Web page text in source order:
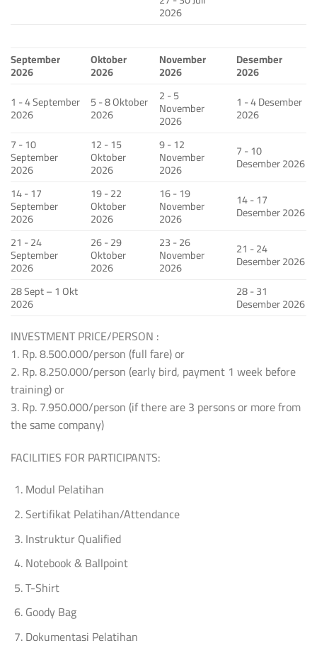
2026
September
2026
Oktober
2026
November
2026
Desember
2026
1 - 4 September
2026
5 - 8 Oktober
2026
2 - 5
November
2026
1 - 4 Desember
2026
7 - 10
September
2026
12 - 15
Oktober
2026
9 - 12
November
2026
7 - 10
Desember 2026
14 - 17
September
2026
19 - 22
Oktober
2026
16 - 19
November
2026
14 - 17
Desember 2026
21 - 24
September
2026
26 - 29
Oktober
2026
23 - 26
November
2026
21 - 24
Desember 2026
28 Sept – 1 Okt
2026
28 - 31
Desember 2026
INVESTMENT PRICE/PERSON :
1. Rp. 8.500.000/person (full fare) or
2. Rp. 8.250.000/person (early bird, payment 1 week before
training) or
3. Rp. 7.950.000/person (if there are 3 persons or more from
the same company)
FACILITIES FOR PARTICIPANTS:
Modul Pelatihan
Sertifikat Pelatihan/Attendance
Instruktur Qualified
Notebook & Ballpoint
T-Shirt
Goody Bag
Dokumentasi Pelatihan